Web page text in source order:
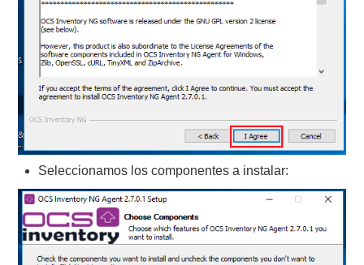
Seleccionamos los componentes a instalar: